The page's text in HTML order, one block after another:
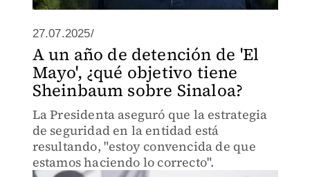
27.07.2025/
A un año de detención de 'El
Mayo', ¿qué objetivo tiene
Sheinbaum sobre Sinaloa?
La Presidenta aseguró que la estrategia
de seguridad en la entidad está
resultando, "estoy convencida de que
estamos haciendo lo correcto".